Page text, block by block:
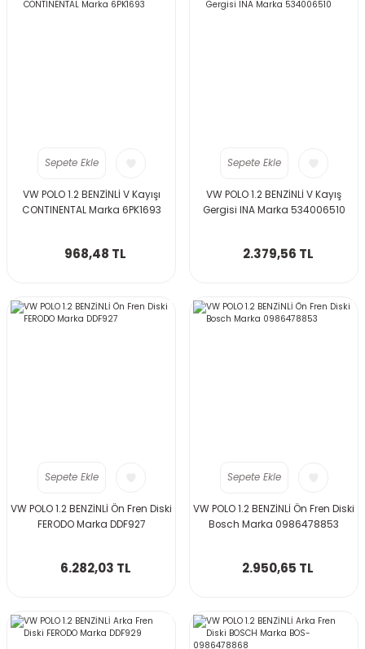
Sepete Ekle
VW POLO 1.2 BENZİNLİ V Kayışı
CONTINENTAL Marka 6PK1693
968,48 TL
Sepete Ekle
VW POLO 1.2 BENZİNLİ V Kayış
Gergisi INA Marka 534006510
2.379,56 TL
Sepete Ekle
VW POLO 1.2 BENZİNLİ Ön Fren Diski
FERODO Marka DDF927
6.282,03 TL
Sepete Ekle
VW POLO 1.2 BENZİNLİ Ön Fren Diski
Bosch Marka 0986478853
2.950,65 TL